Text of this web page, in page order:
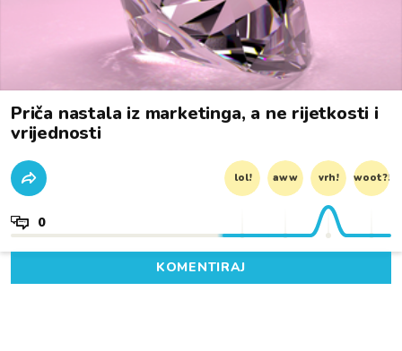
Priča nastala iz marketinga, a ne rijetkosti i
vrijednosti
lol! aww vrh! woot?!
0
KOMENTIRAJ